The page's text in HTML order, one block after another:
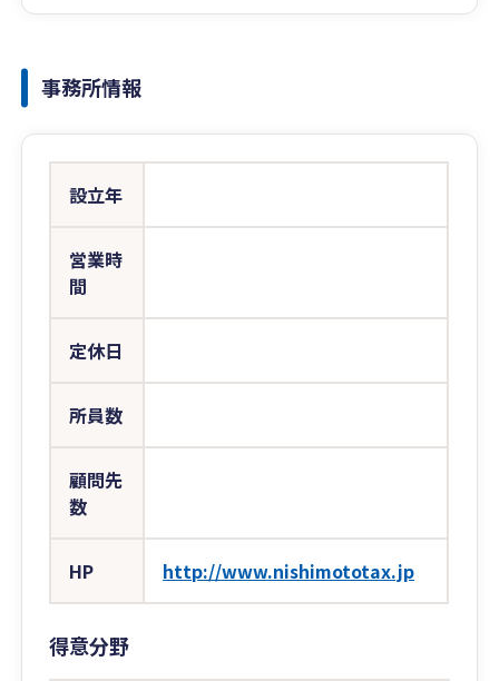
事務所情報
設立年
営業時
間
定休日
所員数
顧問先
数
HP http://www.nishimototax.jp
得意分野